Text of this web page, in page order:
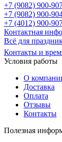
+7 (9082) 900-
+7 (9082) 900-
+7 (4012) 900-
Контактная
Всё для
Контакты и
Условия работы
О
Доставка
Оплата
Отзывы
Контакты
Полезная